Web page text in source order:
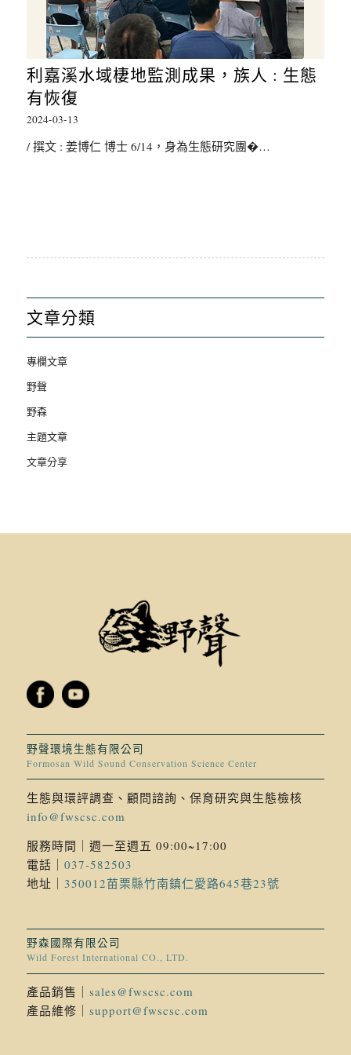
利嘉溪水域棲地監測成果，族人 : 生態
有恢復
2024-03-13
/ 撰文 : 姜博仁 博士 6/14，身為生態研究團�…
文章分類
專欄文章
野聲
野森
主題文章
文章分享
野聲環境生態有限公司
Formosan Wild Sound Conservation Science Center
生態與環評調查、顧問諮詢、保育研究與生態檢核
info@fwscsc.com
服務時間｜週一至週五 09:00~17:00
電話｜ 037-582503
地址｜ 350012苗栗縣竹南鎮仁愛路645巷23號
野森國際有限公司
Wild Forest International CO., LTD.
產品銷售｜ sales@fwscsc.com
產品維修｜ support@fwscsc.com